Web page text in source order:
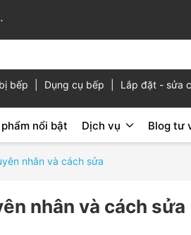
bếp Dụng cụ bếp Lắp đặt - sửa
nổi bật Dịch vụ Blog tư
nhân và cách sửa
nhân và cách sửa